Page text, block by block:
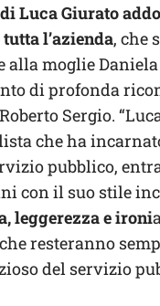
Luca Giurato
l’azienda, che
alla moglie
di profonda
Sergio.
che ha
pubblico,
con il suo stile
leggerezza e ironi
resteranno
del servizio